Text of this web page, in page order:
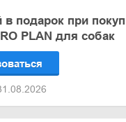
в подарок при
PLAN для собак